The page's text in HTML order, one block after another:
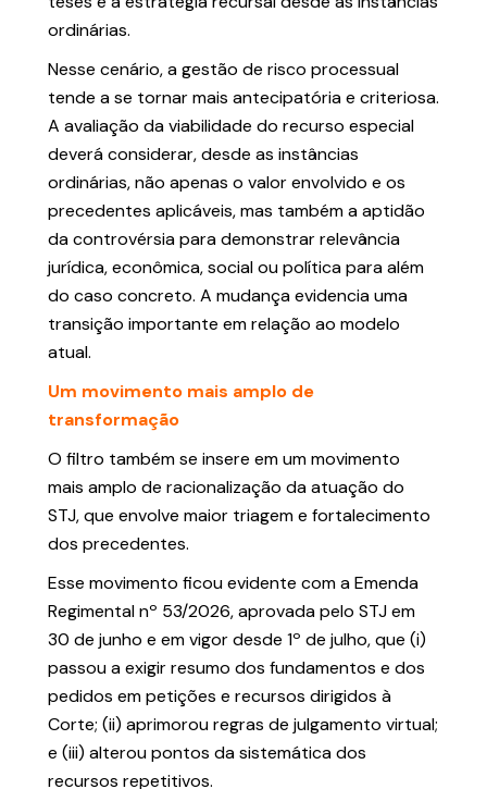
ordinárias.
Nesse cenário, a gestão de risco processual
tende a se tornar mais antecipatória e criteriosa.
A avaliação da viabilidade do recurso especial
deverá considerar, desde as instâncias
ordinárias, não apenas o valor envolvido e os
precedentes aplicáveis, mas também a aptidão
da controvérsia para demonstrar relevância
jurídica, econômica, social ou política para além
do caso concreto. A mudança evidencia uma
transição importante em relação ao modelo
atual.
Um movimento mais amplo de
transformação
O filtro também se insere em um movimento
mais amplo de racionalização da atuação do
STJ, que envolve maior triagem e fortalecimento
dos precedentes.
Esse movimento ficou evidente com a Emenda
Regimental nº 53/2026, aprovada pelo STJ em
30 de junho e em vigor desde 1º de julho, que (i)
passou a exigir resumo dos fundamentos e dos
pedidos em petições e recursos dirigidos à
Corte; (ii) aprimorou regras de julgamento virtual;
e (iii) alterou pontos da sistemática dos
recursos repetitivos.